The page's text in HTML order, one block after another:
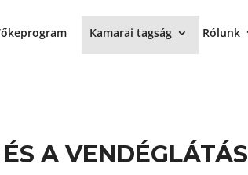
Kamarai tagság Rólunk
A VENDÉGLÁTÁS